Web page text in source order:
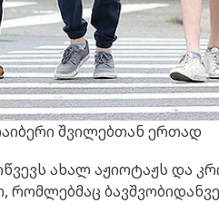
შვილებთან ერთად
ახალ აჟიოტაჟს და